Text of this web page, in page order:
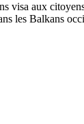
aux
les Balkans